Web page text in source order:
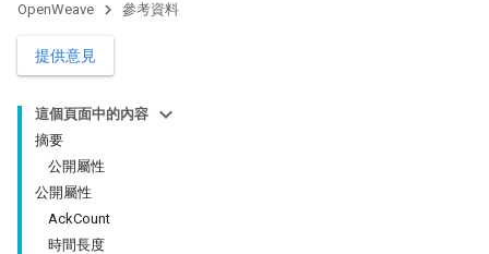
OpenWeave 參考資料
提供意見
這個頁面中的內容
摘要
公開屬性
公開屬性
AckCount
時間長度